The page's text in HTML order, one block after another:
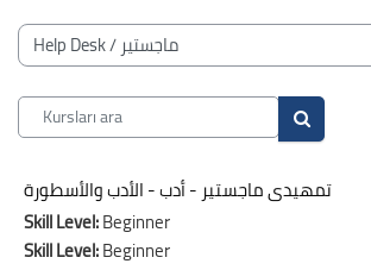
Bloklar
Kurs Kategorileri
Kursları ara
Kursları ara
تمهيدى ماجستير - أدب - الأدب والأسطورة
Skill Level:Beginner
Skill Level:Beginner